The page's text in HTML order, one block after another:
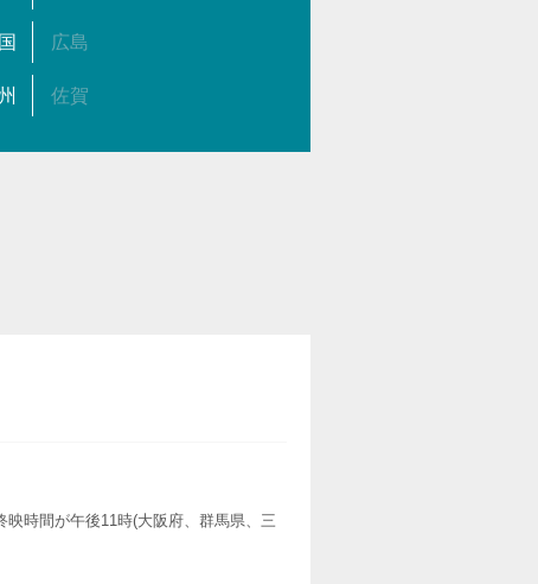
広島
佐賀
時間が午後11時(大阪府、群馬県、三